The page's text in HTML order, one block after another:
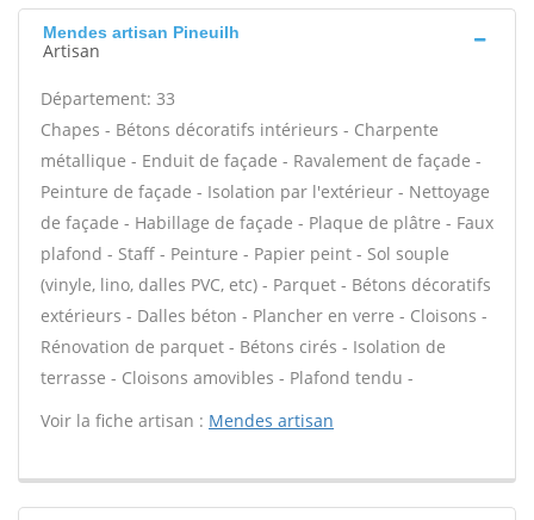
Mendes artisan Pineuilh
Artisan
Département: 33
Chapes - Bétons décoratifs intérieurs - Charpente
métallique - Enduit de façade - Ravalement de façade -
Peinture de façade - Isolation par l'extérieur - Nettoyage
de façade - Habillage de façade - Plaque de plâtre - Faux
plafond - Staff - Peinture - Papier peint - Sol souple
(vinyle, lino, dalles PVC, etc) - Parquet - Bétons décoratifs
extérieurs - Dalles béton - Plancher en verre - Cloisons -
Rénovation de parquet - Bétons cirés - Isolation de
terrasse - Cloisons amovibles - Plafond tendu -
Voir la fiche artisan : Mendes artisan